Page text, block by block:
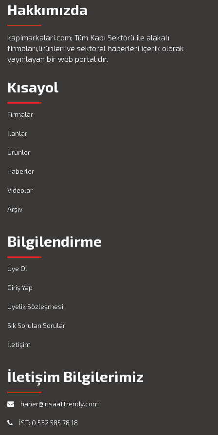
Hakkımızda
kapimarkalari.com; Tüm Kapı Sektörü ile alakalı
firmaları,ürünleri ve sektörel haberleri içerik olarak
yayınlayan bir web portalıdır.
Kısayol
Firmalar
İlanlar
Ürünler
Haberler
Videolar
Arşiv
Bilgilendirme
Üye Ol
Giriş Yap
Üyelik Sözleşmesi
Sık Sorulan Sorular
İletişim
İletişim Bilgilerimiz
haber@insaattrendy.com
İST: 0 532 585 78 18